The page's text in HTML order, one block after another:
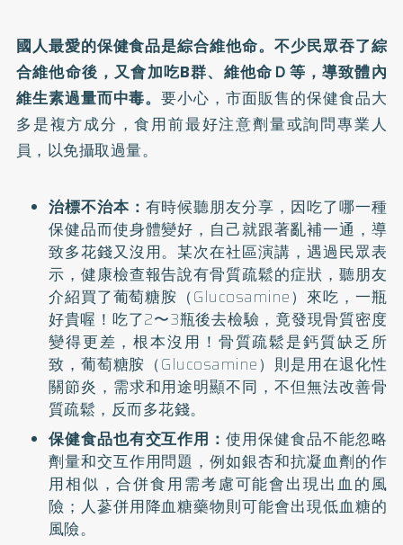
國人最愛的保健食品是綜合維他命。不少民眾吞了綜
合維他命後，又會加吃B群、維他命Ｄ等，導致體內
維生素過量而中毒。要小心，市面販售的保健食品大
多是複方成分，食用前最好注意劑量或詢問專業人
員，以免攝取過量。
治標不治本： 有時候聽朋友分享，因吃了哪一種
保健品而使身體變好，自己就跟著亂補一通，導
致多花錢又沒用。某次在社區演講，遇過民眾表
示，健康檢查報告說有骨質疏鬆的症狀，聽朋友
介紹買了葡萄糖胺（Glucosamine）來吃，一瓶
好貴喔！吃了2〜3瓶後去檢驗，竟發現骨質密度
變得更差，根本沒用！骨質疏鬆是鈣質缺乏所
致，葡萄糖胺（Glucosamine）則是用在退化性
關節炎，需求和用途明顯不同，不但無法改善骨
質疏鬆，反而多花錢。
保健食品也有交互作用：使用保健食品不能忽略
劑量和交互作用問題，例如銀杏和抗凝血劑的作
用相似，合併食用需考慮可能會出現出血的風
險；人蔘併用降血糖藥物則可能會出現低血糖的
風險。